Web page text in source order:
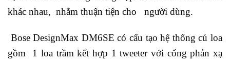
khác nhau, nhằm thuận tiện cho người dùng.
Bose DesignMax DM6SE có cấu tạo hệ thống củ loa
gồm 1 loa trầm kết hợp 1 tweeter với cổng phản xạ